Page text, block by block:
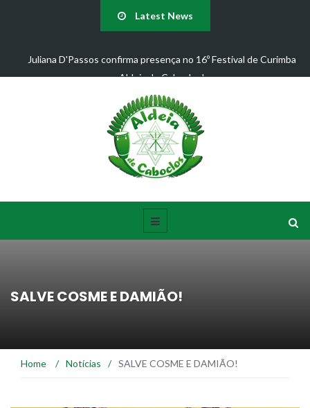
Latest News
Juliana D'Passos confirma presença no 16º Festival de Curimba
Aldeia de Caboclos!
SALVE COSME E DAMIÃO!
Home / Notícias / SALVE COSME E DAMIÃO!